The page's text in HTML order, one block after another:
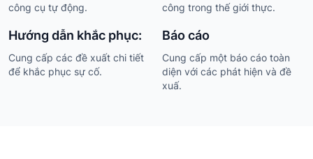
công cụ tự động.
công trong thế giới thực.
Hướng dẫn khắc phục:
Cung cấp các đề xuất chi tiết
để khắc phục sự cố.
Báo cáo
Cung cấp một báo cáo toàn
diện với các phát hiện và đề
xuấ.